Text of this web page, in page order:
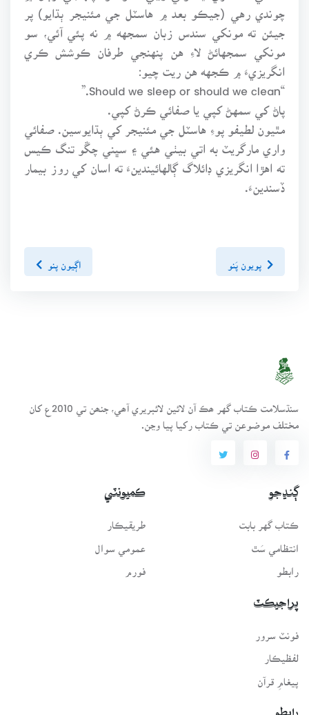
چوندي رهي (جيڪو بعد ۾ هاسٽل جي مئنيجر ٻڌايو) پر
جيئن ته مونکي سندس زبان سمجهه ۾ نه پئي آئي، سو
مونکي سمجهائڻ لاءِ هن پنهنجي طرفان ڪوشش ڪري
انگريزيءَ ۾ ڪجهه هن ريت چيو:
“Should we sleep or should we clean.”
پاڻ کي سمهڻ کپي يا صفائي ڪرڻ کپي.
مٿيون لطيفو پوءِ هاسٽل جي مئنيجر کي ٻڌايوسين. صفائي
واري مارگريٽ به اتي بيٺي هئي ۽ سڀني چڱو تنگ ڪيس
ته اهڙا انگريزي ڊائلاگ ڳالهائيندينءَ ته اسان کي روز بيمار
ڏسندينءَ.
پويون پَنو اڳيون پنو
سنڌسلامت ڪتاب گهر ھڪ آن لائين لائبريري آھي، جنھن تي 2010ع کان
مختلف موضوعن تي ڪتاب رکيا پيا وڃن.
ڳنڍجو
ڪتاب گهر بابت
انتظامي سَٿ
رابطو
ڪميونٽي
طريقيڪار
عمومي سوال
فورم
پراجيڪٽ
لفظيڪار
پيغامِ قرآن